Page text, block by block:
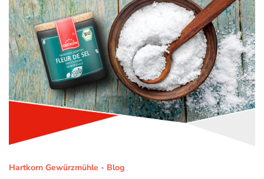
Hartkorn Gewürzmühle - Blog